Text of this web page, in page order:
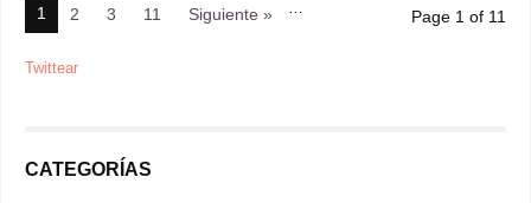
1 2 3 …
11 Siguiente » Page 1 of 11
Twittear
CATEGORÍAS